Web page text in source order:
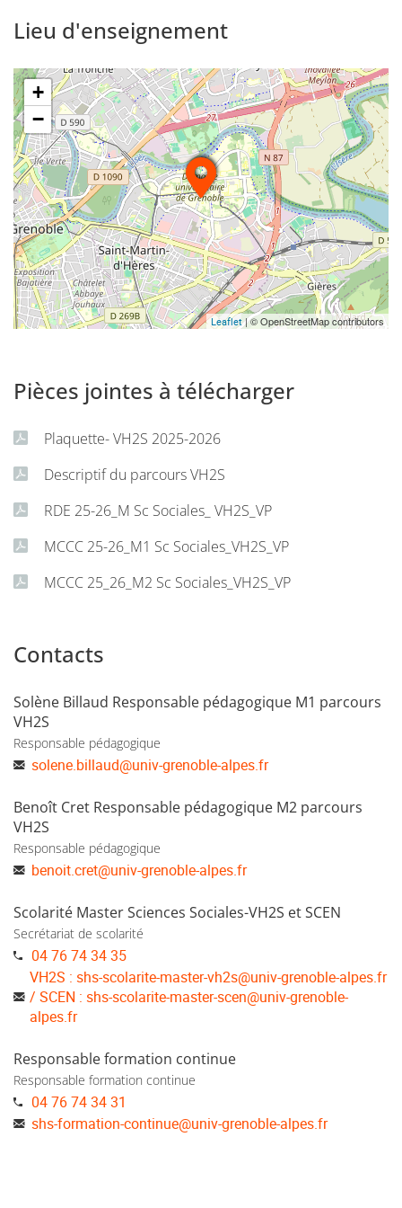
Lieu d'enseignement
+
−
Leaflet| © OpenStreetMap contributors
Pièces jointes à télécharger
Plaquette- VH2S 2025-2026
Descriptif du parcours VH2S
RDE 25-26_M Sc Sociales_ VH2S_VP
MCCC 25-26_M1 Sc Sociales_VH2S_VP
MCCC 25_26_M2 Sc Sociales_VH2S_VP
Contacts
Solène Billaud Responsable pédagogique M1 parcours
VH2S
Responsable pédagogique
solene.billaud@univ-grenoble-alpes.fr
Benoît Cret Responsable pédagogique M2 parcours
VH2S
Responsable pédagogique
benoit.cret@univ-grenoble-alpes.fr
Scolarité Master Sciences Sociales-VH2S et SCEN
Secrétariat de scolarité
04 76 74 34 35
VH2S : shs-scolarite-master-vh2s@univ-grenoble-alpes.fr
/ SCEN : shs-scolarite-master-scen@univ-grenoble-
alpes.fr
Responsable formation continue
Responsable formation continue
04 76 74 34 31
shs-formation-continue@univ-grenoble-alpes.fr